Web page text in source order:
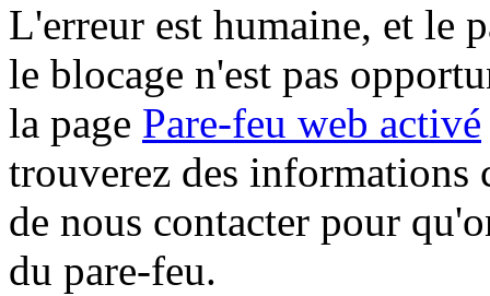
L'erreur est humaine, et le
le blocage n'est pas
la page Pare-feu web activé
trouverez des informations
de nous contacter pour
du pare-feu.